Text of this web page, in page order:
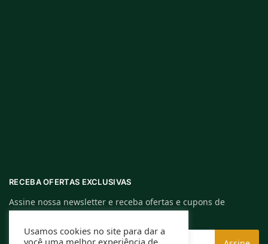
RECEBA OFERTAS EXCLUSIVAS
Assine nossa newsletter e receba ofertas e cupons de
descontos exclusivos.
Usamos cookies no site para dar a
você uma melhor experiência de